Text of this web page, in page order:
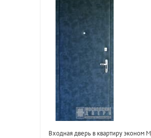
Входная дверь в квартиру эконом